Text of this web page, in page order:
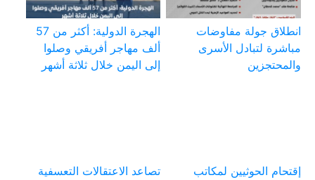
انطلاق جولة مفاوضات
مباشرة لتبادل الأسرى
والمحتجزين
الهجرة الدولية: أكثر من 57
ألف مهاجر أفريقي وصلوا
إلى اليمن خلال ثلاثة أشهر
إقتحام الحوثيين لمكاتب
تصاعد الاعتقالات التعسفية